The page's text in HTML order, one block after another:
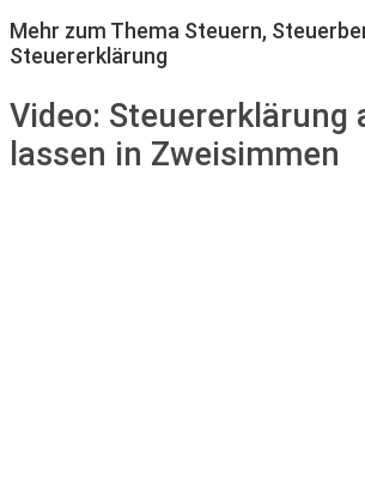
Mehr zum Thema Steuern,
Steuererklärung
Video: Steuererklärung
lassen in Zweisimmen